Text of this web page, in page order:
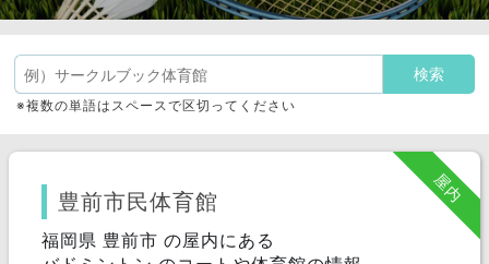
※複数の単語はスペースで区切ってください
屋内
豊前市民体育館
福岡県 豊前市 の屋内にある